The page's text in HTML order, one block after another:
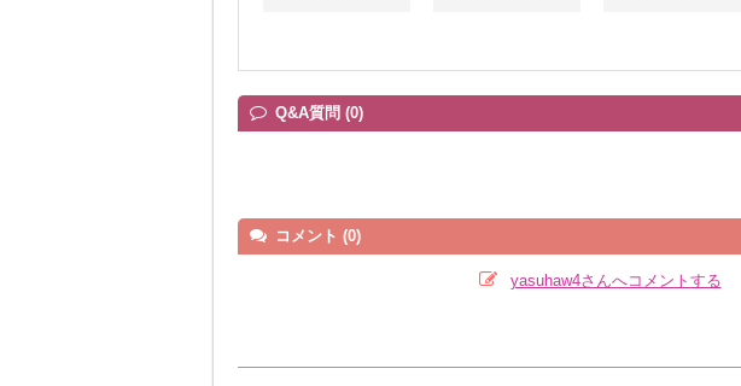
Q&A質問 (0)
コメント (0)
yasuhaw4さんへコメントする